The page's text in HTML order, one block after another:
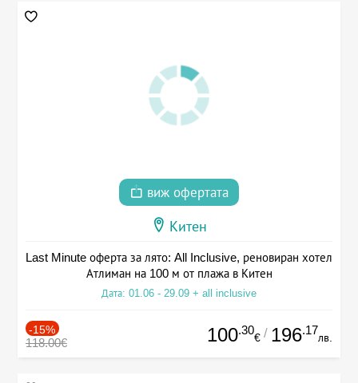
виж офертата
Китен
Last Minute оферта за лято: All Inclusive, реновиран хотел
Атлиман на 100 м от плажа в Китен
Дата: 01.06 - 29.09 + all inclusive
-15%
118.00€ 100.30
€ / 196.17
лв.